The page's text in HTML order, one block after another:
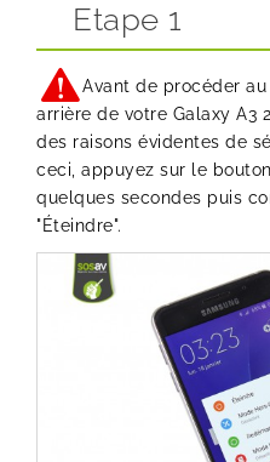
Etape 1
Avant de procéder
arrière de votre Galaxy A3
des raisons évidentes de
ceci, appuyez sur le
quelques secondes puis
"Éteindre".